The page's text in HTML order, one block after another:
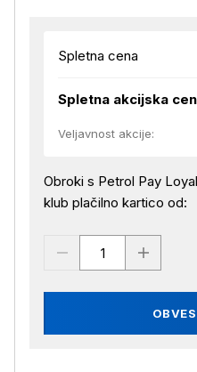
Spletna cena
Spletna akcijska
Veljavnost akcije:
Obroki s Petrol Pay
klub plačilno kartico od: